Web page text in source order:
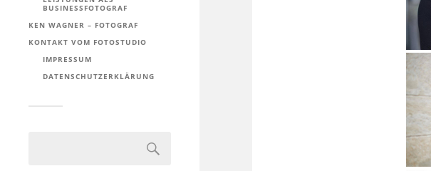
BUSINESSFOTOGRAF
KEN WAGNER – FOTOGRAF
KONTAKT VOM FOTOSTUDIO
IMPRESSUM
DATENSCHUTZERKLÄRUNG